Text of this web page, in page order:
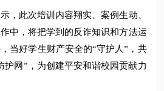
，此次培训内容翔实、案例生动、
中，将把学到的反诈知识和方法运
当好学生财产安全的“守护人”，共
护网”，为创建平安和谐校园贡献力